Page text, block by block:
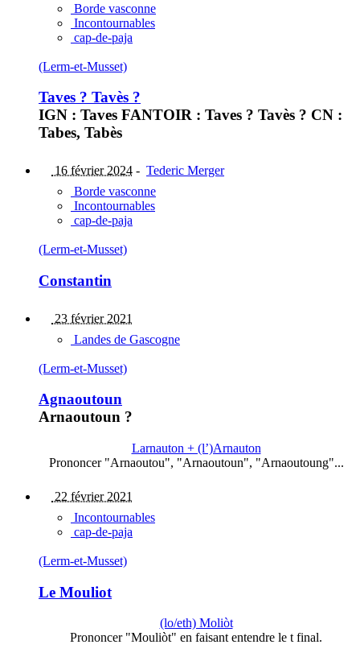
Borde vasconne
Incontournables
cap-de-paja
(Lerm-et-Musset)
Taves ? Tavès ?
IGN : Taves FANTOIR : Taves ? Tavès ? CN :
Tabes, Tabès
16 février 2024 - Tederic Merger
Borde vasconne
Incontournables
cap-de-paja
(Lerm-et-Musset)
Constantin
23 février 2021
Landes de Gascogne
(Lerm-et-Musset)
Agnaoutoun
Arnaoutoun ?
Larnauton + (l’)Arnauton
Prononcer "Arnaoutou", "Arnaoutoun", "Arnaoutoung"...
22 février 2021
Incontournables
cap-de-paja
(Lerm-et-Musset)
Le Mouliot
(lo/eth) Moliòt
Prononcer "Mouliòt" en faisant entendre le t final.